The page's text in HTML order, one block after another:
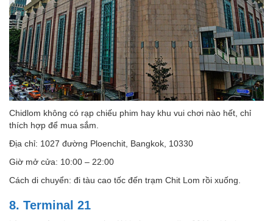
Chidlom không có rạp chiếu phim hay khu vui chơi nào hết, chỉ
thích hợp để mua sắm.
Địa chỉ: 1027 đường Ploenchit, Bangkok, 10330
Giờ mở cửa: 10:00 – 22:00
Cách di chuyển: đi tàu cao tốc đến trạm Chit Lom rồi xuống.
8. Terminal 21